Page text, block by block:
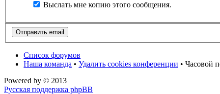
Выслать мне копию этого сообщения.
Список форумов
Наша команда • Удалить cookies конференции • Часовой
Powered by © 2013
Русская поддержка phpBB